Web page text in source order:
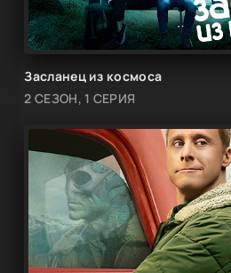
Засланец из космоса
2 СЕЗОН, 1 СЕРИЯ